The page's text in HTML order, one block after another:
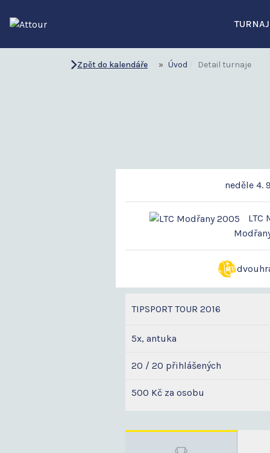
Úvod Detail turnaje
Zpět do kalendáře
neděle 4.
LTC
TIPSPORT TOUR 2016
5x, antuka
20 / 20 přihlášených
500 Kč za osobu